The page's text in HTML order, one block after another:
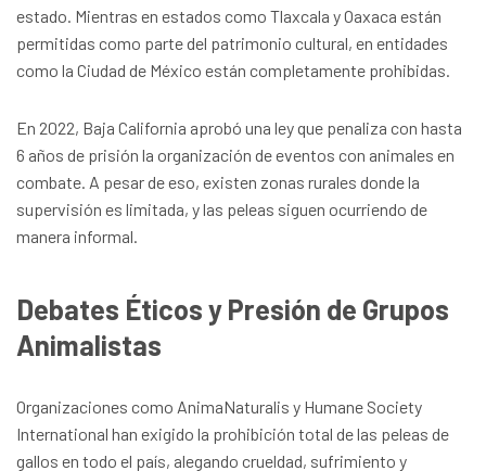
estado. Mientras en estados como Tlaxcala y Oaxaca están
permitidas como parte del patrimonio cultural, en entidades
como la Ciudad de México están completamente prohibidas.
En 2022, Baja California aprobó una ley que penaliza con hasta
6 años de prisión la organización de eventos con animales en
combate. A pesar de eso, existen zonas rurales donde la
supervisión es limitada, y las peleas siguen ocurriendo de
manera informal.
Debates Éticos y Presión de Grupos
Animalistas
Organizaciones como AnimaNaturalis y Humane Society
International han exigido la prohibición total de las peleas de
gallos en todo el país, alegando crueldad, sufrimiento y